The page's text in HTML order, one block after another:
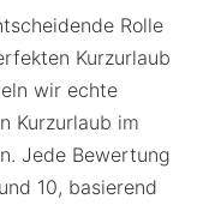
Rolle
Kurzurlaub
wir echte
Kurzurlaub im
Jede Bewertung
10, basierend